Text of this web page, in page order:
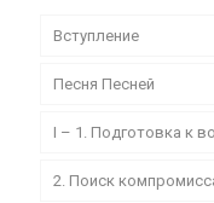
Вступление
Песня Песней
I – 1. Подготовка к
2. Поиск